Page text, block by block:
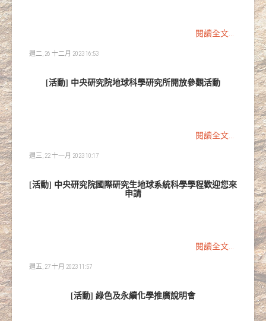
閱讀全文...
週二, 26 十二月 2023 16:53
[活動] 中央研究院地球科學研究所開放參觀活動
閱讀全文...
週三, 22 十一月 2023 10:17
[活動] 中央研究院國際研究生地球系統科學學程歡迎您來
申請
閱讀全文...
週五, 27 十月 2023 11:57
[活動] 綠色及永續化學推廣說明會